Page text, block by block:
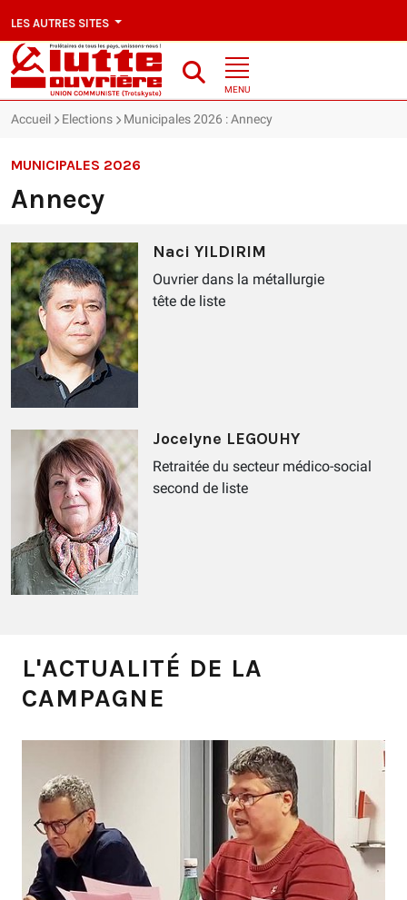
LES AUTRES SITES
MENU
Accueil Elections Municipales 2026 : Annecy
MUNICIPALES 2026
Annecy
Naci YILDIRIM
Ouvrier dans la métallurgie
tête de liste
Jocelyne LEGOUHY
Retraitée du secteur médico-social
second de liste
L'ACTUALITÉ DE LA
CAMPAGNE